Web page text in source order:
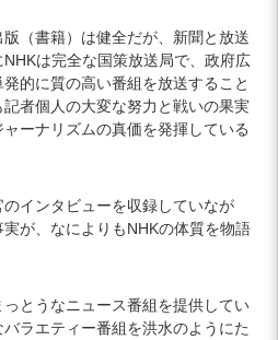
（書籍）は健全だが、新聞と放送
は完全な国策放送局で、政府広
的に質の高い番組を放送すること
者個人の大変な努力と戦いの果実
ーナリズムの真価を発揮している
インタビューを収録していなが
が、なによりもNHKの体質を物語
とうなニュース番組を提供してい
ラエティー番組を洪水のようにた